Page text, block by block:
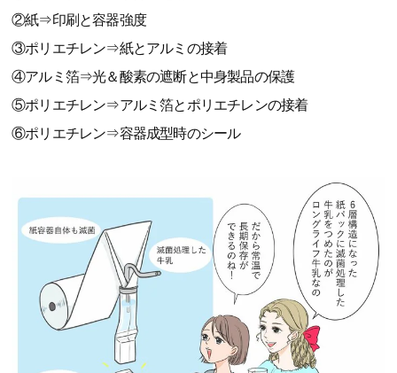
②紙⇒印刷と容器強度
③ポリエチレン⇒紙とアルミの接着
④アルミ箔⇒光＆酸素の遮断と中身製品の保護
⑤ポリエチレン⇒アルミ箔とポリエチレンの接着
⑥ポリエチレン⇒容器成型時のシール